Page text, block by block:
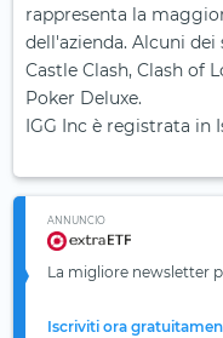
rappresenta la
dell'azienda. Alcuni
Castle Clash, Clash of
Poker Deluxe.
IGG Inc è registrata in
ANNUNCIO
La migliore newsletter
Iscriviti ora